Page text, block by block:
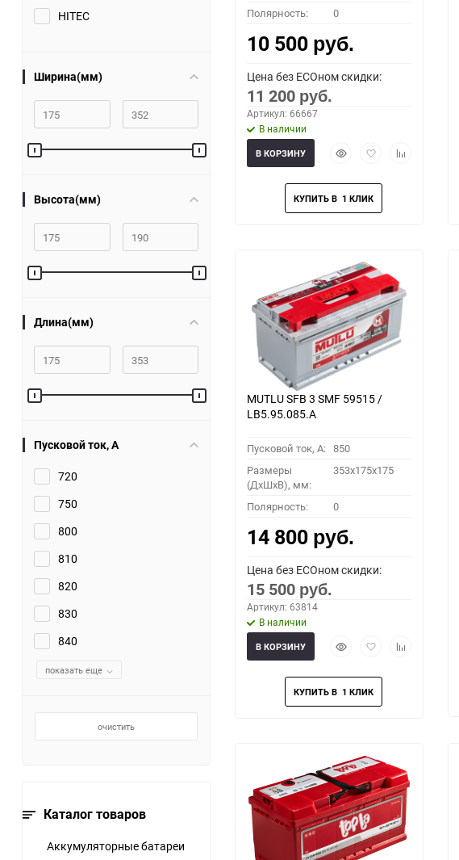
HITEC
Ширина(мм)
Высота(мм)
Длина(мм)
Пусковой ток, A
720
750
800
810
820
830
840
показать еще
очистить
Каталог товаров
Аккумуляторные батареи
Полярность: 0
10 500 руб.
Цена без ECOном скидки:
11 200 руб.
Артикул: 66667
В наличии
БыстрыйДобавить
избранное
Добавить
В КОРЗИНУ
MUTLU SFB 3 SMF 59515 /
LB5.95.085.A
Пусковой ток, A: 850
Размеры
(ДхШхВ), мм:
353x175x175
Полярность: 0
14 800 руб.
Цена без ECOном скидки:
15 500 руб.
Артикул: 63814
В наличии
БыстрыйДобавить
избранное
Добавить
В КОРЗИНУ